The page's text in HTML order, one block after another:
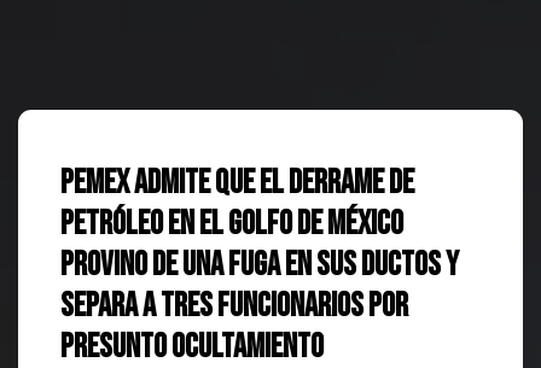
Pemex admite que el derrame de
petróleo en el Golfo de México
provino de una fuga en sus ductos y
separa a tres funcionarios por
presunto ocultamiento